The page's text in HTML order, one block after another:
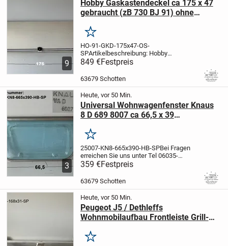
9
Hobby Gaskastendeckel ca 175 x 47
gebraucht (zB 730 BJ 91) ohne
Bugfrontdeckel / Bugklappe /
Gasklappe / Flaschenkastendeckel /
Flaschenkastenabdeckung
Merken
HO-91-GKD-175x47-OS-
SPArtikelbeschreibung: Hobby
Gaskastendeckel ca 175 x 47 gebraucht
(zB 730) ohne Schlüssel
SONDERPREISHobby Gaskastendeckel
ohne...
849 €Festpreis
63679 Schotten
3
Heute, vor 50 Min.
Universal Wohnwagenfenster Knaus
8 D 689 8007 ca 66,5 x 39
gebr. (hellblau)
Merken
25007-KN8-665x390-HB-SPBei Fragen
erreichen Sie uns unter Tel 06035-
916011124h Online
per Kurier wenn es sehr schnell gehen
muß für 1,25 EUR pro km
359 €Festpreis
63679 Schotten
Heute, vor 50 Min.
Peugeot J5 / Dethleffs
Wohnmobilaufbau Frontleiste Grill-
31 cm, gebr. Sonderpreis
Merken